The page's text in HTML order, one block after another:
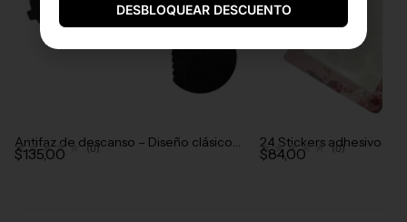
Antifaz de descanso – Diseño clásico
negro
★★★★★ (0)
$135,00
24 Stickers adhesivos
uñas y tips
★★★★★ (0)
$84,00
DESBLOQUEAR DESCUENTO